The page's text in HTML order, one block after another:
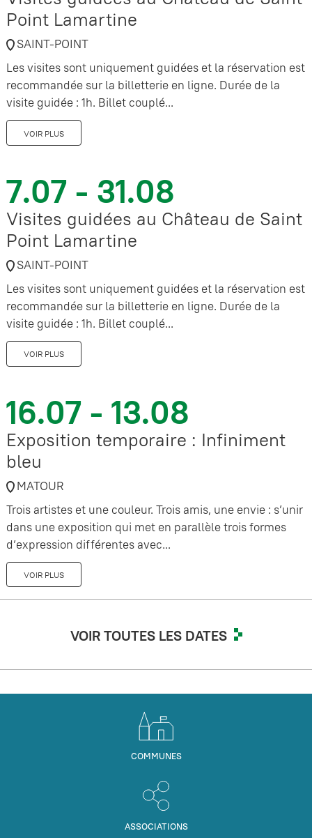
Point Lamartine
SAINT-POINT
Les visites sont uniquement guidées et la réservation est
recommandée sur la billetterie en ligne. Durée de la
visite guidée : 1h. Billet couplé...
VOIR PLUS
7.07 - 31.08
Visites guidées au Château de Saint
Point Lamartine
SAINT-POINT
Les visites sont uniquement guidées et la réservation est
recommandée sur la billetterie en ligne. Durée de la
visite guidée : 1h. Billet couplé...
VOIR PLUS
16.07 - 13.08
Exposition temporaire : Infiniment
bleu
MATOUR
Trois artistes et une couleur. Trois amis, une envie : s’unir
dans une exposition qui met en parallèle trois formes
d’expression différentes avec...
VOIR PLUS
VOIR TOUTES LES DATES
COMMUNES
ASSOCIATIONS